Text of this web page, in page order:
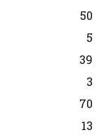
50
5
39
3
70
13